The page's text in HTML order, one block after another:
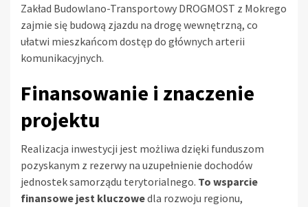
Zakład Budowlano-Transportowy DROGMOST z Mokrego
zajmie się budową zjazdu na drogę wewnętrzną, co
ułatwi mieszkańcom dostęp do głównych arterii
komunikacyjnych.
Finansowanie i znaczenie
projektu
Realizacja inwestycji jest możliwa dzięki funduszom
pozyskanym z rezerwy na uzupełnienie dochodów
jednostek samorządu terytorialnego. To wsparcie
finansowe jest kluczowedla rozwoju regionu,